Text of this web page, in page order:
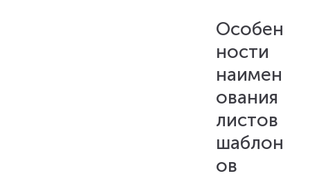
Особен
ности
наимен
ования
листов
шаблон
ов